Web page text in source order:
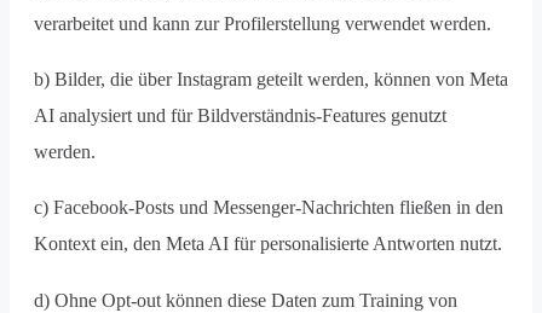
verarbeitet und kann zur Profilerstellung verwendet werden.
b) Bilder, die über Instagram geteilt werden, können von Meta
AI analysiert und für Bildverständnis-Features genutzt
werden.
c) Facebook-Posts und Messenger-Nachrichten fließen in den
Kontext ein, den Meta AI für personalisierte Antworten nutzt.
d) Ohne Opt-out können diese Daten zum Training von